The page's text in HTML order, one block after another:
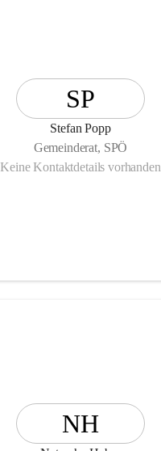
SP
Stefan Popp
Gemeinderat, SPÖ
Keine Kontaktdetails vorhanden
NH